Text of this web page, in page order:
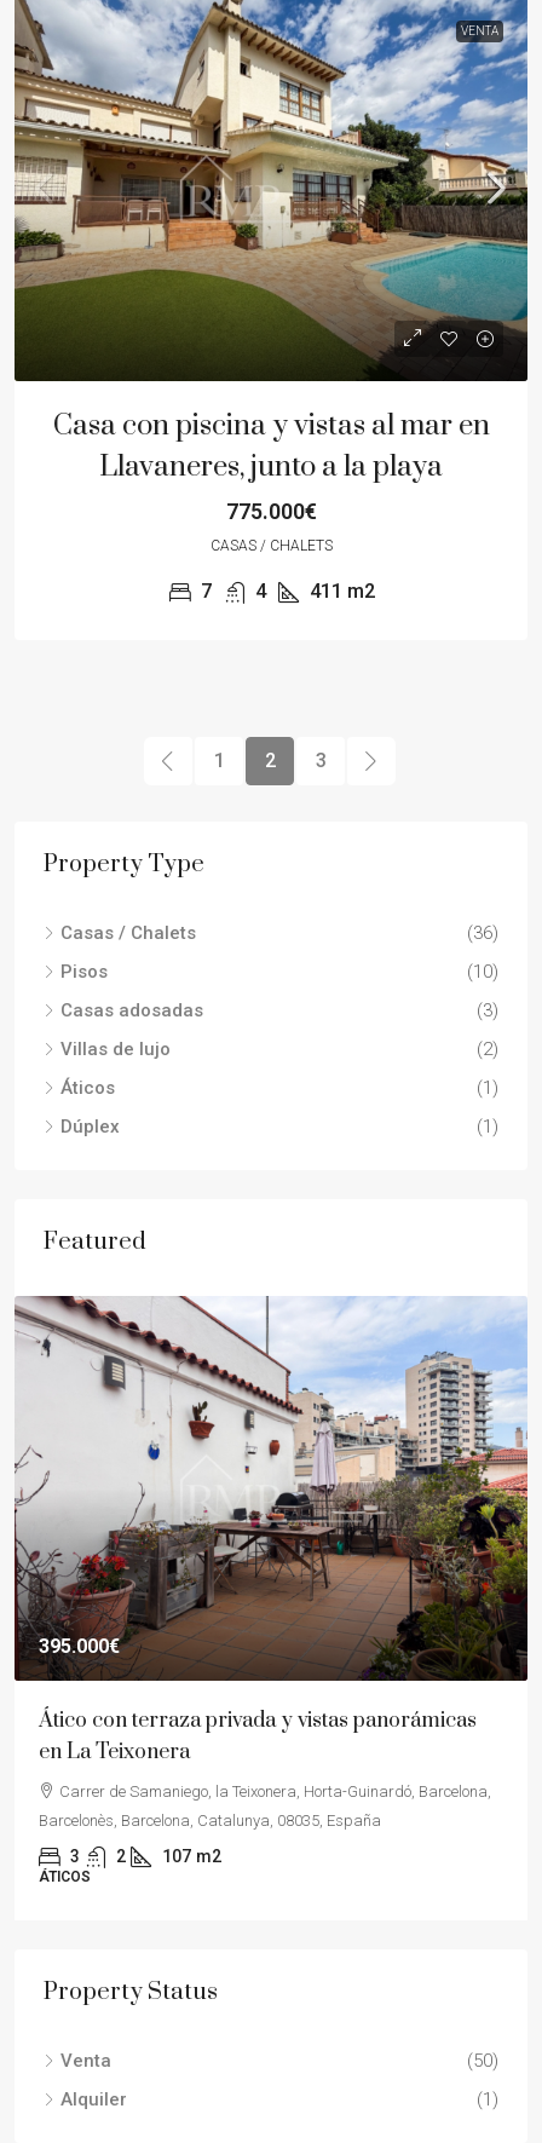
VENTA
Casa con piscina y vistas al mar en
Llavaneres, junto a la playa
775.000€
CASAS / CHALETS
7 4 411 m2
1 2 3
Property Type
Casas / Chalets
(36)
Pisos
(10)
Casas adosadas
(3)
Villas de lujo
(2)
Áticos
(1)
Dúplex
(1)
Featured
395.000€
Ático con terraza privada y vistas panorámicas
en La Teixonera
Carrer de Samaniego, la Teixonera, Horta-Guinardó, Barcelona,
Barcelonès, Barcelona, Catalunya, 08035, España
3 2 107 m2
ÁTICOS
Property Status
Venta
(50)
Alquiler
(1)